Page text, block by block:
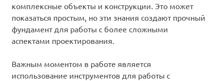
комплексные объекты и конструкции. Это может
показаться простым, но эти знания создают прочный
фундамент для работы с более сложными
аспектами проектирования.
Важным моментом в работе является
использование инструментов для работы с